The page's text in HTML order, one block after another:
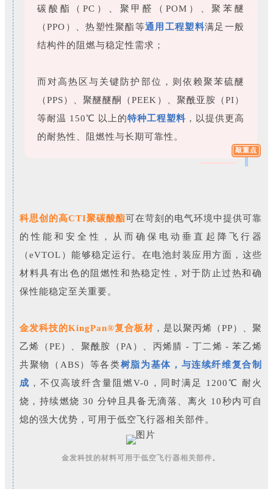
碳酸酯（PC）、聚甲醛（POM）、聚苯醚
（PPO）、热塑性聚酯等通用工程塑料满足一般
结构件的阻燃与稳定性需求；
而对高热区与关键防护部位，则依赖聚苯硫醚
（PPS）、聚醚醚酮（PEEK）、聚酰亚胺（PI）
等耐温 150℃ 以上的特种工程塑料 ，以提供更高
的耐热性、阻燃性与长期可靠性。
敲重点
科思创的高CTI聚碳酸酯可在苛刻的电气环境中提供可靠
的性能和安全性，从而确保电动垂直起降飞行器
（eVTOL）能够稳定运行。在电池封装应用方面，这些
材料具有出色的阻燃性和热稳定性，对于防止过热和确
保性能稳定至关重要。
金发科技的KingPan®复合板材，是以聚丙烯（PP）、聚
乙烯（PE）、聚酰胺（PA）、丙烯腈 - 丁二烯 - 苯乙烯
共聚物（ABS） 等各类树脂为基体，与连续纤维复合制
成 ，不仅高玻纤含量阻燃V-0，同时满足 1200℃ 耐火
烧，持续燃烧 30 分钟且具备无滴落、离火 10秒内可自
熄的强大优势，可用于低空飞行器相关部件。
金发科技的材料可用于低空飞行器相关部件。